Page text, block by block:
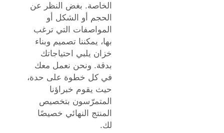
الخاصة. بغض النظر عن
الحجم أو الشكل أو
المواصفات التي ترغب
بها، يمكننا تصميم وبناء
خزان يلبي احتياجاتك
بدقة. ونحن نعمل معك
في كل خطوة على حدة،
حيث يقوم خبراؤنا
المتمرّسون بتخصيص
المنتج النهائي خصيصًا
لك.